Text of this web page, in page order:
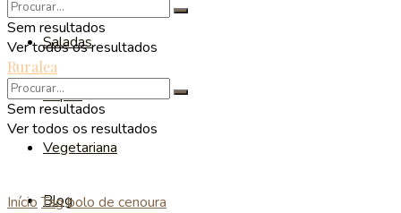
Saladas
Sopas
Vegetariana
Blog
Sem resultados
Ver todos os resultados
Ruralea
Sem resultados
Ver todos os resultados
Início Tagbolo de cenoura